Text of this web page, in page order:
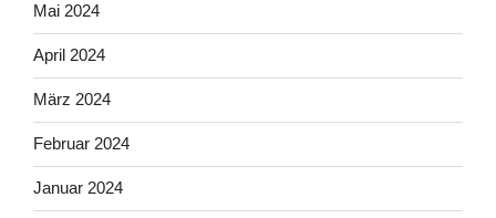
Mai 2024
April 2024
März 2024
Februar 2024
Januar 2024